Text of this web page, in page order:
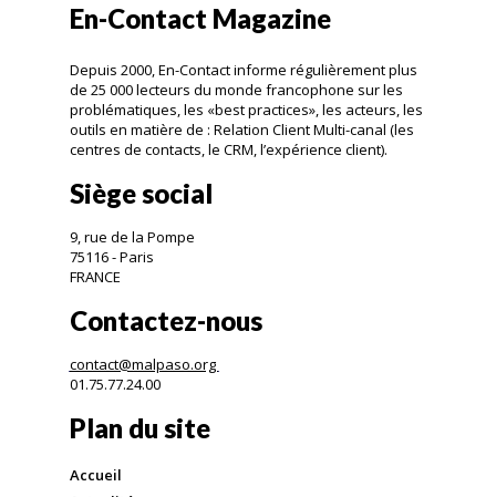
En-Contact Magazine
Depuis 2000, En-Contact informe régulièrement plus
de 25 000 lecteurs du monde francophone sur les
problématiques, les «best practices», les acteurs, les
outils en matière de : Relation Client Multi-canal (les
centres de contacts, le CRM, l’expérience client).
Siège social
9, rue de la Pompe
75116 - Paris
FRANCE
Contactez-nous
contact@malpaso.org
01.75.77.24.00
Plan du site
Accueil